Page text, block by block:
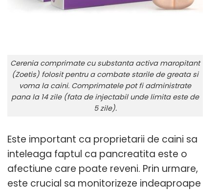
Cerenia comprimate cu substanta activa maropitant
(Zoetis) folosit pentru a combate starile de greata si
voma la caini. Comprimatele pot fi administrate
pana la 14 zile (fata de injectabil unde limita este de
5 zile).
Este important ca proprietarii de caini sa
inteleaga faptul ca pancreatita este o
afectiune care poate reveni. Prin urmare,
este crucial sa monitorizeze indeaproape